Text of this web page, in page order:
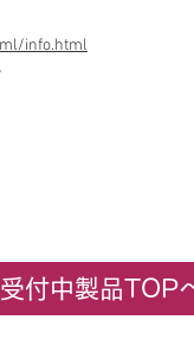
info.html
付中製品TOP